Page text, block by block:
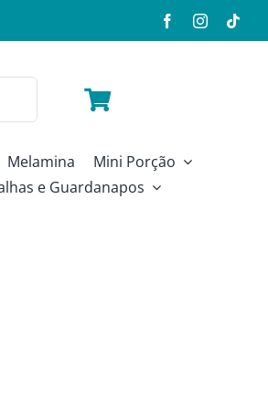
Melamina
Mini Porção
e Guardanapos